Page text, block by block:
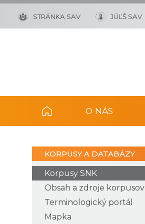
STRÁNKA SAV JÚĽŠ SAV
O NÁS
KORPUSY A DATABÁZY
Korpusy SNK
Obsah a zdroje korpusov
Terminologický portál
Mapka